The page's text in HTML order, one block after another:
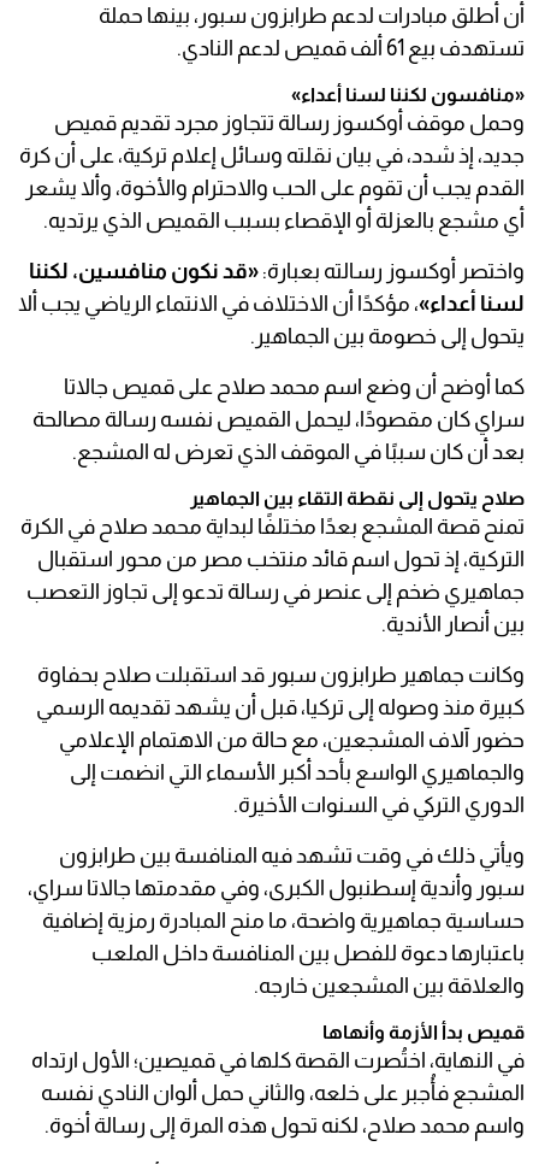
أن أطلق مبادرات لدعم طرابزون سبور، بينها حملة
تستهدف بيع 61 ألف قميص لدعم النادي.
«منافسون لكننا لسنا أعداء»
وحمل موقف أوكسوز رسالة تتجاوز مجرد تقديم قميص
جديد، إذ شدد، في بيان نقلته وسائل إعلام تركية، على أن كرة
القدم يجب أن تقوم على الحب والاحترام والأخوة، وألا يشعر
أي مشجع بالعزلة أو الإقصاء بسبب القميص الذي يرتديه.
واختصر أوكسوز رسالته بعبارة: «قد نكون منافسين، لكننا
لسنا أعداء»، مؤكدًا أن الاختلاف في الانتماء الرياضي يجب ألا
يتحول إلى خصومة بين الجماهير.
كما أوضح أن وضع اسم محمد صلاح على قميص جالاتا
سراي كان مقصودًا، ليحمل القميص نفسه رسالة مصالحة
بعد أن كان سببًا في الموقف الذي تعرض له المشجع.
صلاح يتحول إلى نقطة التقاء بين الجماهير
تمنح قصة المشجع بعدًا مختلفًا لبداية محمد صلاح في الكرة
التركية، إذ تحول اسم قائد منتخب مصر من محور استقبال
جماهيري ضخم إلى عنصر في رسالة تدعو إلى تجاوز التعصب
بين أنصار الأندية.
وكانت جماهير طرابزون سبور قد استقبلت صلاح بحفاوة
كبيرة منذ وصوله إلى تركيا، قبل أن يشهد تقديمه الرسمي
حضور آلاف المشجعين، مع حالة من الاهتمام الإعلامي
والجماهيري الواسع بأحد أكبر الأسماء التي انضمت إلى
الدوري التركي في السنوات الأخيرة.
ويأتي ذلك في وقت تشهد فيه المنافسة بين طرابزون
سبور وأندية إسطنبول الكبرى، وفي مقدمتها جالاتا سراي،
حساسية جماهيرية واضحة، ما منح المبادرة رمزية إضافية
باعتبارها دعوة للفصل بين المنافسة داخل الملعب
والعلاقة بين المشجعين خارجه.
قميص بدأ الأزمة وأنهاها
في النهاية، اختُصرت القصة كلها في قميصين؛ الأول ارتداه
المشجع فأُجبر على خلعه، والثاني حمل ألوان النادي نفسه
واسم محمد صلاح، لكنه تحول هذه المرة إلى رسالة أخوة.